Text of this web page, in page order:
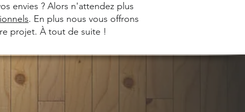
envies ? Alors n'attendez plus
. En plus nous vous offrons
projet. À tout de suite !